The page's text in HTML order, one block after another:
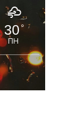
30°
ПН